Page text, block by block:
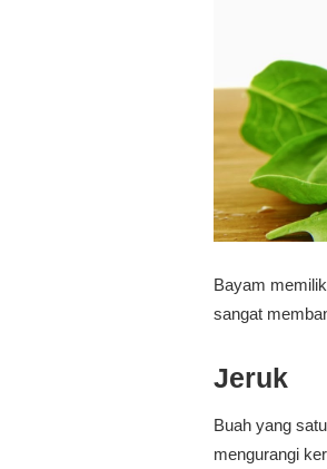
Bayam
sangat
Jeruk
Buah yang
mengurangi